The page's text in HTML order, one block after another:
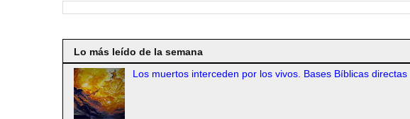
Lo más leído de la semana
Los muertos interceden por los vivos. Bases Bíblicas directas